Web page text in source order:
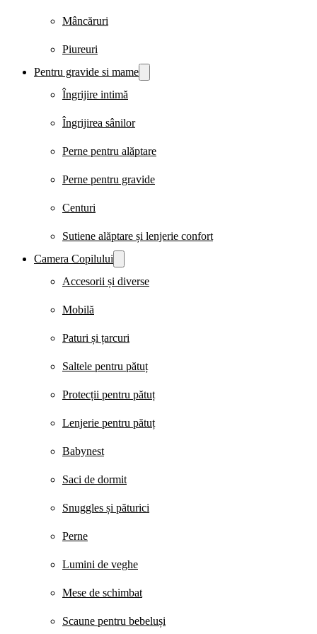
Mâncăruri
Piureuri
Pentru gravide si mame
Îngrijire intimă
Îngrijirea sânilor
Perne pentru alăptare
Perne pentru gravide
Centuri
Sutiene alăptare și lenjerie confort
Camera Copilului
Accesorii și diverse
Mobilă
Paturi și țarcuri
Saltele pentru pătuț
Protecții pentru pătuț
Lenjerie pentru pătuț
Babynest
Saci de dormit
Snuggles și păturici
Perne
Lumini de veghe
Mese de schimbat
Scaune pentru bebeluși